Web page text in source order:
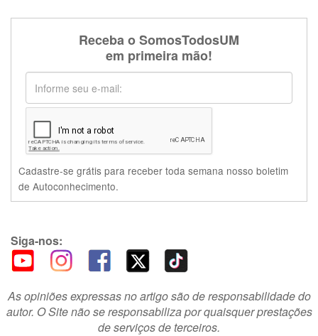
Receba o SomosTodosUM
em primeira mão!
Cadastre-se grátis para receber toda semana nosso boletim
de Autoconhecimento.
Siga-nos:
As opiniões expressas no artigo são de responsabilidade do
autor. O Site não se responsabiliza por quaisquer prestações
de serviços de terceiros.